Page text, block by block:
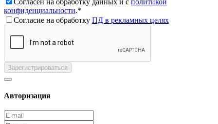
конфиденциальности.*
Согласие на обработку ПД в рекламных целях
Зарегистрироваться
Авторизация